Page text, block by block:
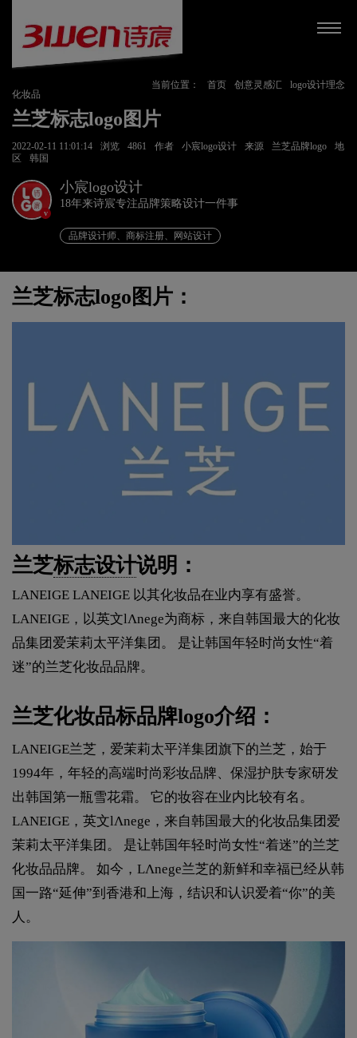
当前位置： 首页 创意灵感汇
logo设计理念
化妆品
兰芝标志logo图片
2022-02-11 11:01:14 浏览 4861 作者 小宸logo设计 来源 兰芝品牌logo
地
区
韩国
v
小宸logo设计
18年来诗宸专注品牌策略设计一件事
品牌设计师、商标注册、网站设计
兰芝标志logo图片：
兰芝标志设计说明：
LANEIGE LANEIGE 以其化妆品在业内享有盛誉。
LANEIGE，以英文lΛnege为商标，来自韩国最大的化妆
品集团爱茉莉太平洋集团。 是让韩国年轻时尚女性“着
迷”的兰芝化妆品品牌。
兰芝化妆品标品牌logo介绍：
LANEIGE兰芝，爱茉莉太平洋集团旗下的兰芝，始于
1994年，年轻的高端时尚彩妆品牌、保湿护肤专家研发
出韩国第一瓶雪花霜。 它的妆容在业内比较有名。
LANEIGE，英文lΛnege，来自韩国最大的化妆品集团爱
茉莉太平洋集团。 是让韩国年轻时尚女性“着迷”的兰芝
化妆品品牌。 如今，LΛnege兰芝的新鲜和幸福已经从韩
国一路“延伸”到香港和上海，结识和认识爱着“你”的美
人。